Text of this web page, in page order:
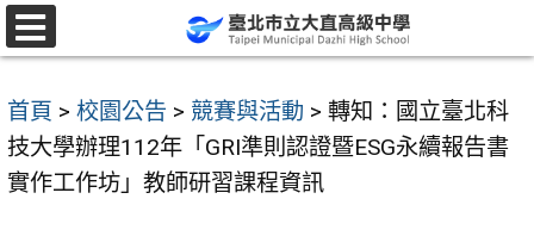
跳
至
要
內
容
首頁 > 校園公告 > 競賽與活動 > 轉知：國立臺北科
技大學辦理112年「GRI準則認證暨ESG永續報告書
實作工作坊」教師研習課程資訊
選
單